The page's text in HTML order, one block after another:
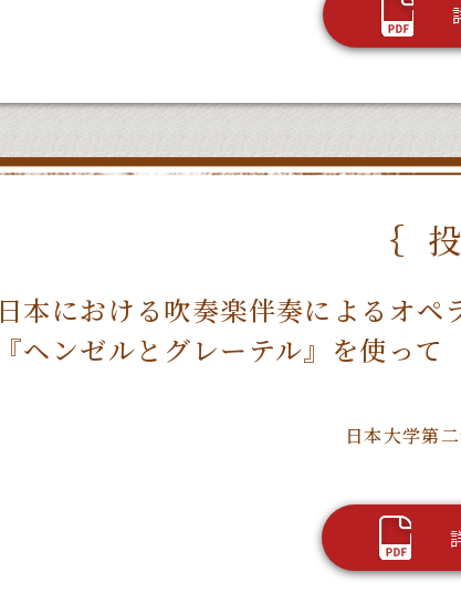
日本における吹奏楽伴奏によるオ
『ヘンゼルとグレーテル』を使って
日本大学第